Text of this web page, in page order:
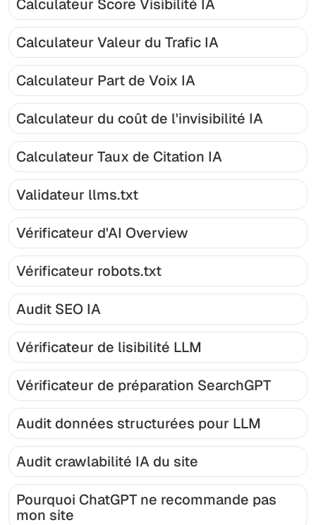
Calculateur Score Visibilité IA
Calculateur Valeur du Trafic IA
Calculateur Part de Voix IA
Calculateur du coût de l'invisibilité IA
Calculateur Taux de Citation IA
Validateur llms.txt
Vérificateur d'AI Overview
Vérificateur robots.txt
Audit SEO IA
Vérificateur de lisibilité LLM
Vérificateur de préparation SearchGPT
Audit données structurées pour LLM
Audit crawlabilité IA du site
Pourquoi ChatGPT ne recommande pas
mon site